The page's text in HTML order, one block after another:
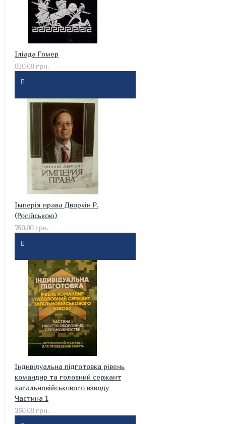
Іліада Гомер
810.00 грн.
Імперія права Дворкін Р.
(Російською)
760.00 грн.
Індивідуальна підготовка рівень
командир та головний сержант
загальновійськового взводу
Частина 1
260.00 грн.